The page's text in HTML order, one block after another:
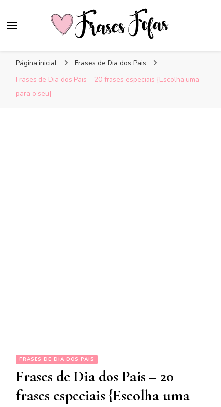
Página inicial
Frases de Dia dos Pais
Frases de Dia dos Pais – 20 frases especiais {Escolha uma
para o seu}
FRASES DE DIA DOS PAIS
Frases de Dia dos Pais – 20
frases especiais {Escolha uma